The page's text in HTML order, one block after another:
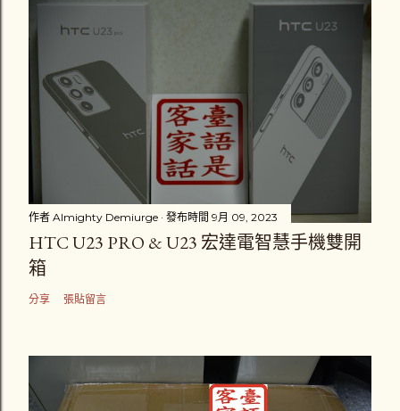
作者 Almighty Demiurge 發布時間 9月 09, 2023
HTC U23 PRO & U23 宏達電智慧手機雙開
箱
分享 張貼留言